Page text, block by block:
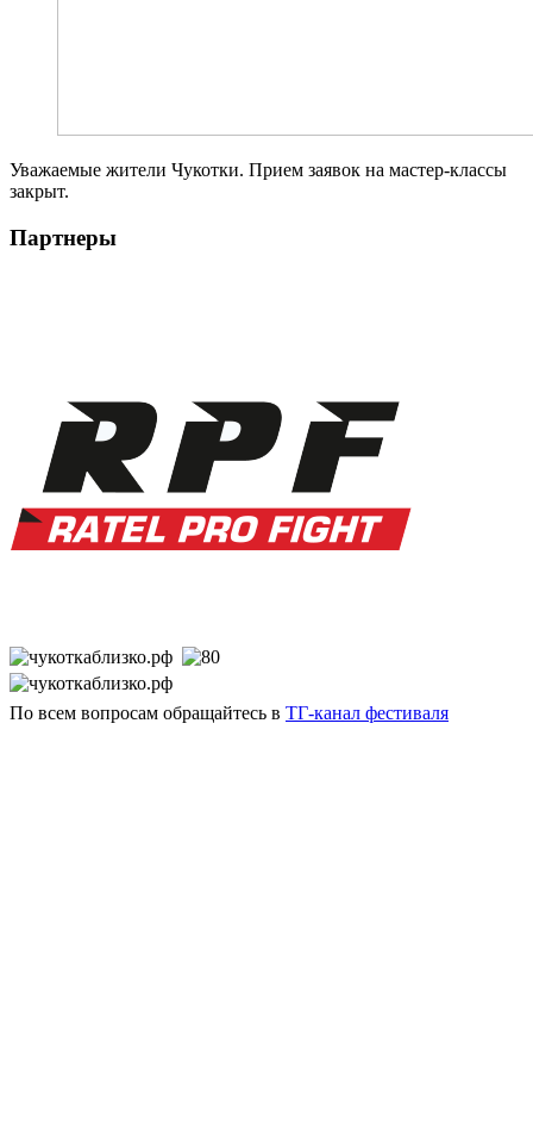
Уважаемые жители Чукотки. Прием заявок на мастер-классы
закрыт.
Партнеры
По всем вопросам обращайтесь в ТГ-канал фестиваля